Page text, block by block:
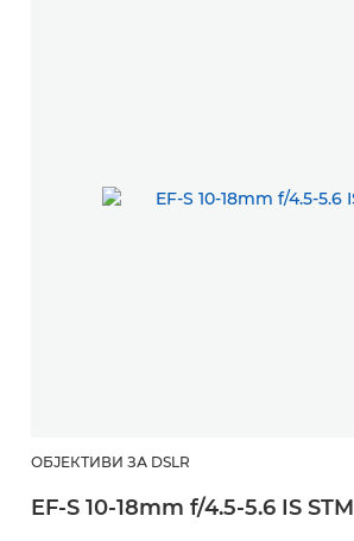
ОБЈЕКТИВИ ЗА DSLR
EF-S 10-18mm f/4.5-5.6 IS STM